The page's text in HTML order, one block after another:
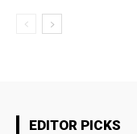
EDITOR PICKS